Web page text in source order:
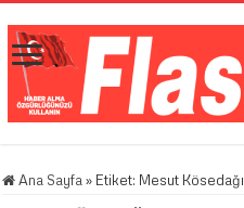
Ana Sayfa » Etiket: Mesut Kösedağı